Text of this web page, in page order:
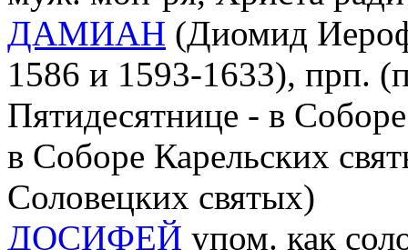
ДАМИАН (Диомид
1586 и 1593-1633), прп.
Пятидесятнице - в
в Соборе Карельских
Соловецких святых)
ДОСИФЕЙ упом. как